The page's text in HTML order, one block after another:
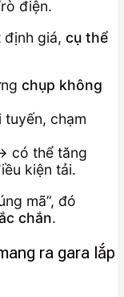
điện.
định giá, cụ thể
chụp không
chạm
có thể tăng
kiện tải.
mã”, đó
chắn.
ra gara lắp